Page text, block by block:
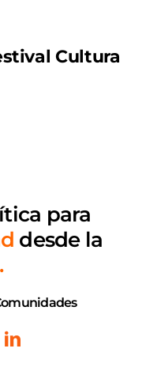
Cultura
para
desde la